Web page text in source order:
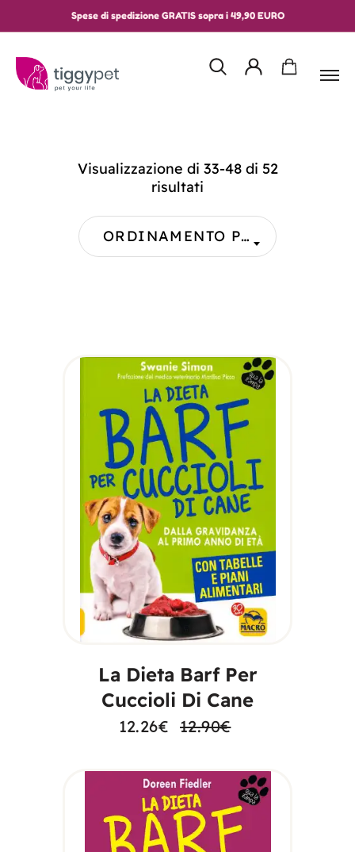
Spese di spedizione GRATIS sopra i 49,90 EURO
Visualizzazione di 33-48 di 52
risultati
ORDINAMENTO PREDEFINITO
AGGIUNGI AL
CARRELLO
La Dieta Barf Per
Cuccioli Di Cane
12.90€
12.26€